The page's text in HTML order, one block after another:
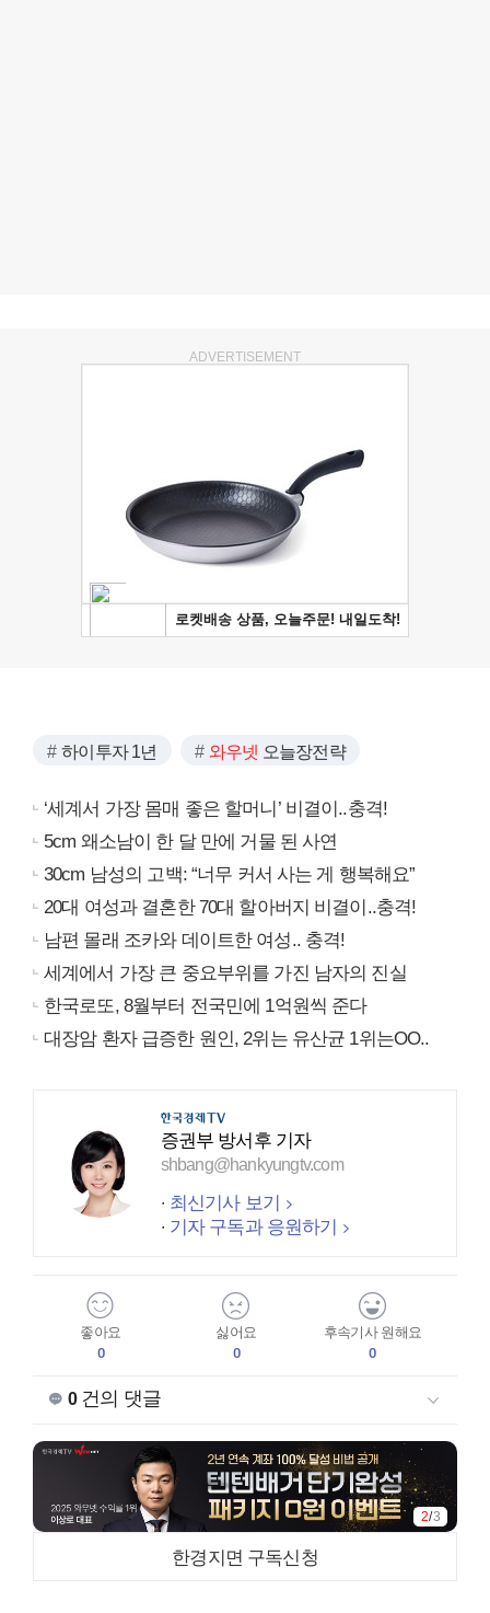
ADVERTISEMENT
하이투자 1년 와우넷 오늘장전략
‘세계서 가장 몸매 좋은 할머니’ 비결이..충격!
5cm 왜소남이 한 달 만에 거물 된 사연
30cm 남성의 고백: “너무 커서 사는 게 행복해요”
20대 여성과 결혼한 70대 할아버지 비결이..충격!
남편 몰래 조카와 데이트한 여성.. 충격!
세계에서 가장 큰 중요부위를 가진 남자의 진실
한국로또, 8월부터 전국민에 1억원씩 준다
대장암 환자 급증한 원인, 2위는 유산균 1위는OO..
증권부 방서후 기자
shbang@hankyungtv.com
최신기사 보기
기자 구독과 응원하기
좋아요
0
싫어요
0
후속기사 원해요
0
0건의 댓글
2/3
한경지면 구독신청